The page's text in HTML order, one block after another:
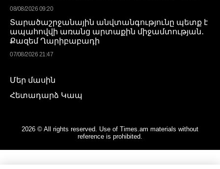
08/08/2026 09:20
Տարածաշրջանային անվտանգությունը պետք է
ապահովվի առանց արտաքին միջամտության․
Քազեմ Ղարիբաբադի
07/08/2026 21:47
Մեր մասին
Հետադարձ Կապ
2026 © All rights reserved. Use of Times.am materials without
reference is prohibited.